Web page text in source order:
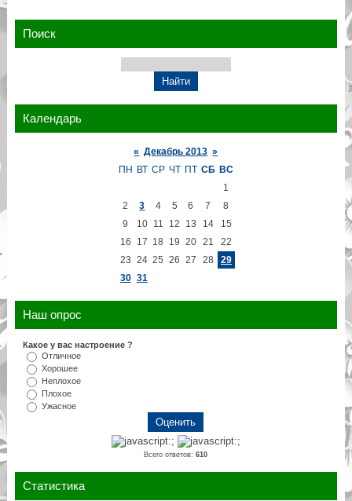
Поиск
Календарь
« Декабрь 2013 »
ПН ВТ СР ЧТ ПТ СБ ВС
1
2
3 4 5 6 7
8
9
10 11 12 13 14
15
16
17 18 19 20 21
22
23 24 25 26 27 28
29
30 31
Наш опрос
Какое у вас настроение ?
Отличное
Хорошее
Неплохое
Плохое
Ужасное
Всего ответов:610
Статистика